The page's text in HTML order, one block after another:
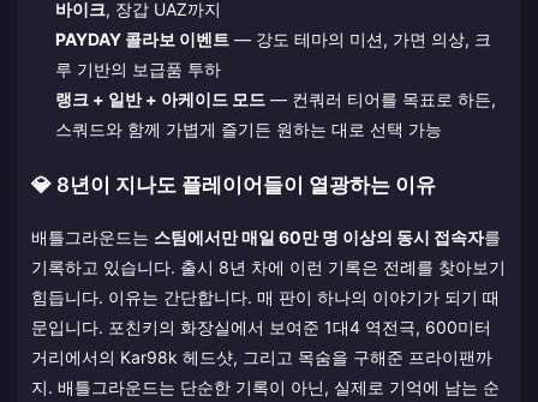
바이크, 장갑 UAZ까지
PAYDAY 콜라보 이벤트— 강도 테마의 미션, 가면 의상, 크
루 기반의 보급품 투하
랭크 + 일반 + 아케이드 모드— 컨쿼러 티어를 목표로 하든,
스쿼드와 함께 가볍게 즐기든 원하는 대로 선택 가능
💎 8년이 지나도 플레이어들이 열광하는 이유
배틀그라운드는 스팀에서만 매일 60만 명 이상의 동시 접속자를
기록하고 있습니다. 출시 8년 차에 이런 기록은 전례를 찾아보기
힘듭니다. 이유는 간단합니다. 매 판이 하나의 이야기가 되기 때
문입니다. 포친키의 화장실에서 보여준 1대4 역전극, 600미터
거리에서의 Kar98k 헤드샷, 그리고 목숨을 구해준 프라이팬까
지. 배틀그라운드는 단순한 기록이 아닌, 실제로 기억에 남는 순